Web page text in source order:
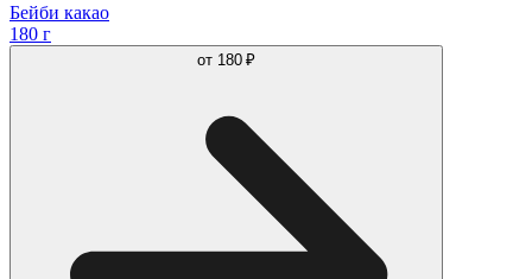
Бейби какао
180 г
от 180 ₽